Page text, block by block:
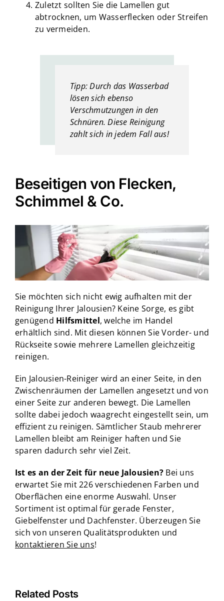
Zuletzt sollten Sie die Lamellen gut
abtrocknen, um Wasserflecken oder Streifen
zu vermeiden.
Tipp: Durch das Wasserbad
lösen sich ebenso
Verschmutzungen in den
Schnüren. Diese Reinigung
zahlt sich in jedem Fall aus!
Beseitigen von Flecken,
Schimmel & Co.
Sie möchten sich nicht ewig aufhalten mit der
Reinigung Ihrer Jalousien? Keine Sorge, es gibt
genügend Hilfsmittel, welche im Handel
erhältlich sind. Mit diesen können Sie Vorder- und
Rückseite sowie mehrere Lamellen gleichzeitig
reinigen.
Ein Jalousien-Reiniger wird an einer Seite, in den
Zwischenräumen der Lamellen angesetzt und von
einer Seite zur anderen bewegt. Die Lamellen
sollte dabei jedoch waagrecht eingestellt sein, um
effizient zu reinigen. Sämtlicher Staub mehrerer
Lamellen bleibt am Reiniger haften und Sie
sparen dadurch sehr viel Zeit.
Ist es an der Zeit für neue Jalousien? Bei uns
erwartet Sie mit 226 verschiedenen Farben und
Oberflächen eine enorme Auswahl. Unser
Sortiment ist optimal für gerade Fenster,
Giebelfenster und Dachfenster. Überzeugen Sie
sich von unseren Qualitätsprodukten und
kontaktieren Sie uns!
Related Posts